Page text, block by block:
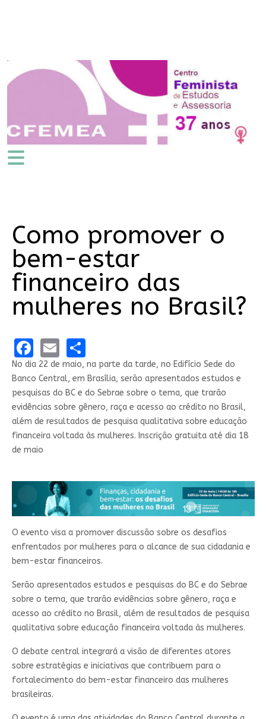
Como promover o
bem-estar
financeiro das
mulheres no Brasil?
Facebook
EmailShare
No dia 22 de maio, na parte da tarde, no Edifício Sede do
Banco Central, em Brasília, serão apresentados​ estudos e
pesquisas do BC e do Sebrae sobre o tema, que trarão
evidências sobre gênero, raça e acesso ao crédito no Brasil,
além de resultados de pesquisa qualitativa sobre educação
financeira voltada às mulheres. Inscrição gratuita até dia 18
de maio
O evento visa a promover discussão sobre os desafios
enfrentados por mulheres para o alcance de sua cidadania e
bem-estar financeiros.
Serão apresentados​ estudos e pesquisas do BC e do Sebrae
sobre o tema, que trarão evidências sobre gênero, raça e
acesso ao crédito no Brasil, além de resultados de pesquisa
qualitativa sobre educação financeira voltada às mulheres.
O debate central integrará a visão de diferentes atores
sobre estratégias e iniciativas que contribuem para o
fortalecimento do bem-estar financeiro das mulheres
brasileiras.